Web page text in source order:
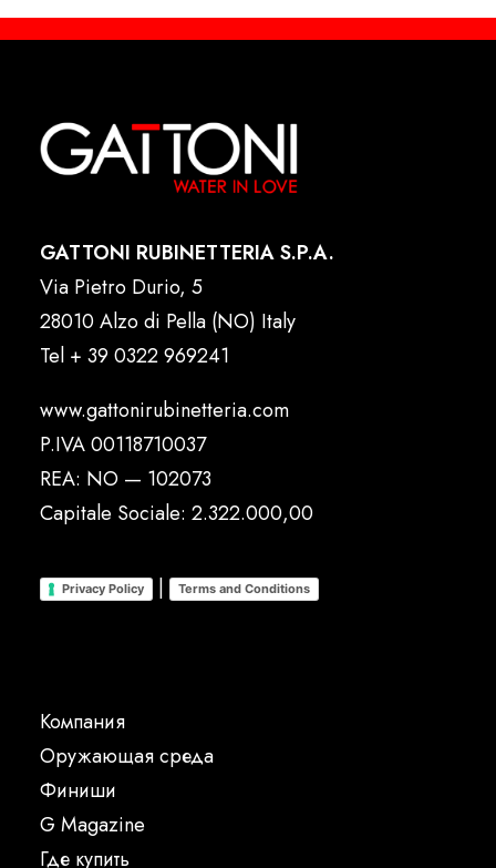
GATTONI RUBINETTERIA S.P.A.
Via Pietro Durio, 5
28010 Alzo di Pella (NO) Italy
Tel + 39 0322 969241
www.gattonirubinetteria.com
P.IVA 00118710037
REA: NO — 102073
Capitale Sociale: 2.322.000,00
Privacy Policy | Terms and Conditions
Компания
Oружающая среда
Финиши
G Magazine
Где купить